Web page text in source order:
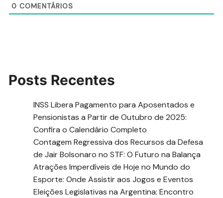
0 COMENTÁRIOS
Posts Recentes
INSS Libera Pagamento para Aposentados e
Pensionistas a Partir de Outubro de 2025:
Confira o Calendário Completo
Contagem Regressiva dos Recursos da Defesa
de Jair Bolsonaro no STF: O Futuro na Balança
Atrações Imperdíveis de Hoje no Mundo do
Esporte: Onde Assistir aos Jogos e Eventos
Eleições Legislativas na Argentina: Encontro